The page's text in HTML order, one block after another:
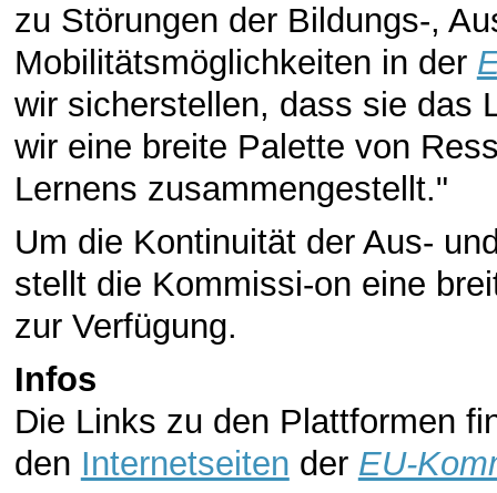
zu Störungen der Bildungs-,
Mobilitätsmöglichkeiten in der
wir sicherstellen, dass sie das
wir eine breite Palette von
Lernens zusammengestellt."
Um die Kontinuität der Aus-
stellt die Kommissi-on eine
zur Verfügung.
Infos
Die Links zu den Plattformen
den Internetseiten der EU-